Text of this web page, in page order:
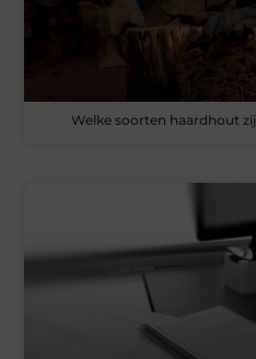
Welke soorten haardhout